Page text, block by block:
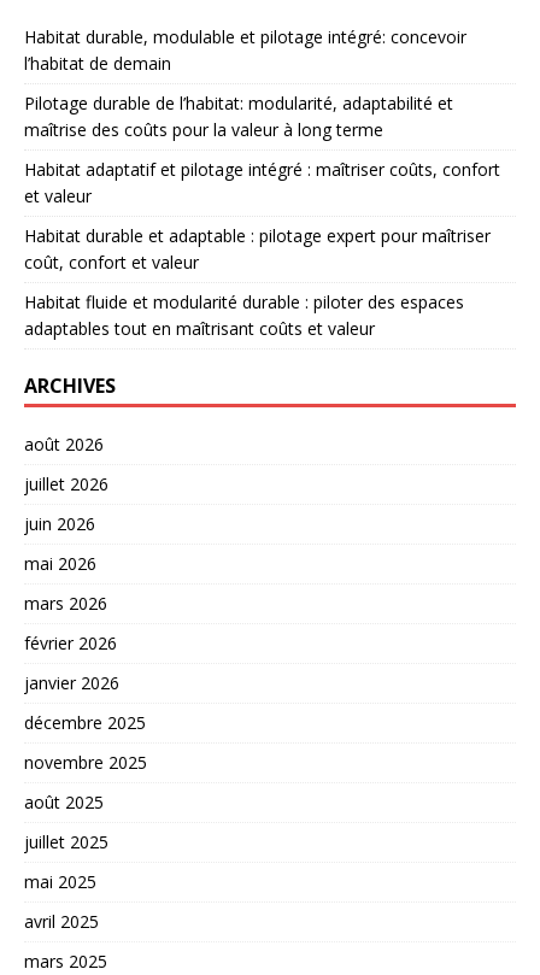
Habitat durable, modulable et pilotage intégré: concevoir
l’habitat de demain
Pilotage durable de l’habitat: modularité, adaptabilité et
maîtrise des coûts pour la valeur à long terme
Habitat adaptatif et pilotage intégré : maîtriser coûts, confort
et valeur
Habitat durable et adaptable : pilotage expert pour maîtriser
coût, confort et valeur
Habitat fluide et modularité durable : piloter des espaces
adaptables tout en maîtrisant coûts et valeur
ARCHIVES
août 2026
juillet 2026
juin 2026
mai 2026
mars 2026
février 2026
janvier 2026
décembre 2025
novembre 2025
août 2025
juillet 2025
mai 2025
avril 2025
mars 2025